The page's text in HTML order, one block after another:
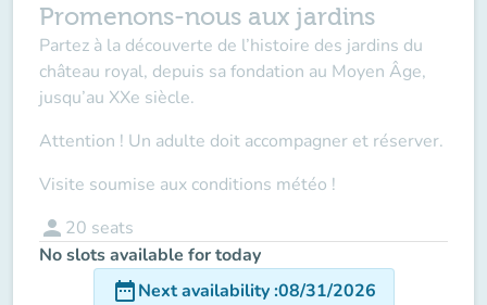
Promenons-nous aux jardins
Partez à la découverte de l’histoire des jardins du
château royal, depuis sa fondation au Moyen Âge,
jusqu’au XXe siècle.
Attention ! Un adulte doit accompagner et réserver.
Visite soumise aux conditions météo !
person 20 seats
No slots available for today
date_rangeNext availability:08/31/2026